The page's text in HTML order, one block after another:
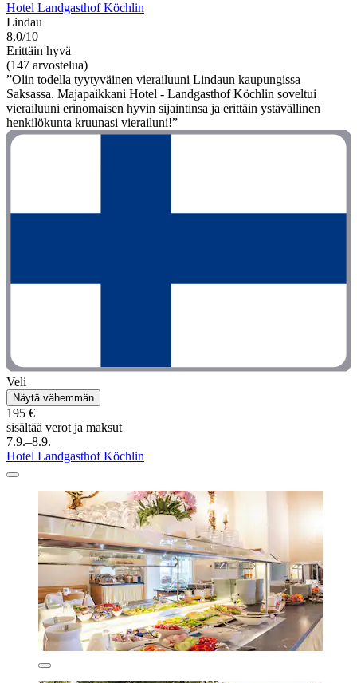
Hotel Landgasthof Köchlin
Lindau
8,0/10
Erittäin hyvä
(147 arvostelua)
”Olin todella tyytyväinen vierailuuni Lindaun kaupungissa
Saksassa. Majapaikkani Hotel - Landgasthof Köchlin soveltui
vierailuuni erinomaisen hyvin sijaintinsa ja erittäin ystävällinen
henkilökunta kruunasi vierailuni!”
Veli
Näytä vähemmän
195 €
sisältää verot ja maksut
7.9.–8.9.
Hotel Landgasthof Köchlin